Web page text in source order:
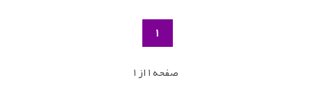
1
صفحه 1 از 1